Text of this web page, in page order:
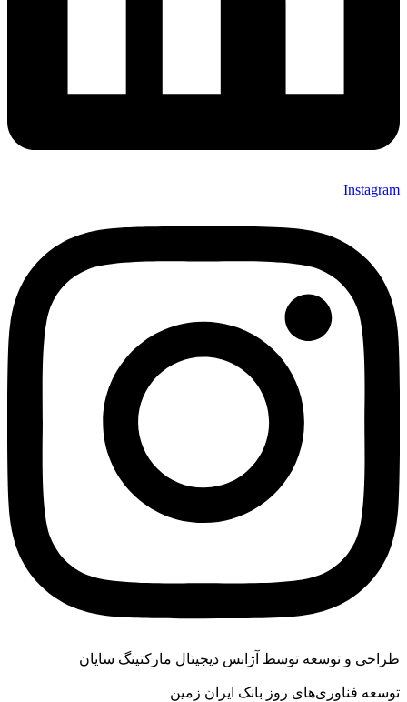
Instagram
طراحی و توسعه توسط آژانس دیجیتال مارکتینگ سایان
توسعه فناوری‌های روز بانک ایران زمین